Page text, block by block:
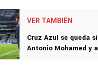
VER TAMBIÉN
Cruz Azul se queda
Antonio Mohamed y